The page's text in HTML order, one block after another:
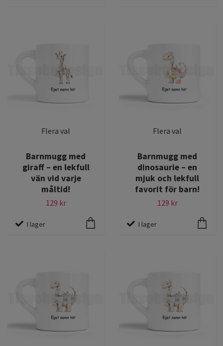
Flera val
Barnmugg med
giraff – en lekfull
vän vid varje
måltid!
129 kr
I lager
Flera val
Barnmugg med
dinosaurie – en
mjuk och lekfull
favorit för barn!
129 kr
I lager